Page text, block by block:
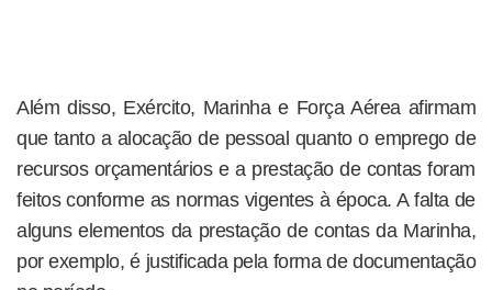
Além disso, Exército, Marinha e Força Aérea afirmam
que tanto a alocação de pessoal quanto o emprego de
recursos orçamentários e a prestação de contas foram
feitos conforme as normas vigentes à época. A falta de
alguns elementos da prestação de contas da Marinha,
por exemplo, é justificada pela forma de documentação